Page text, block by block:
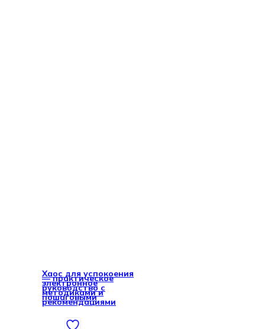
Хаос для успокоения
— практическое
электронное
руководство с
методиками и
пошаговыми
рекомендациями